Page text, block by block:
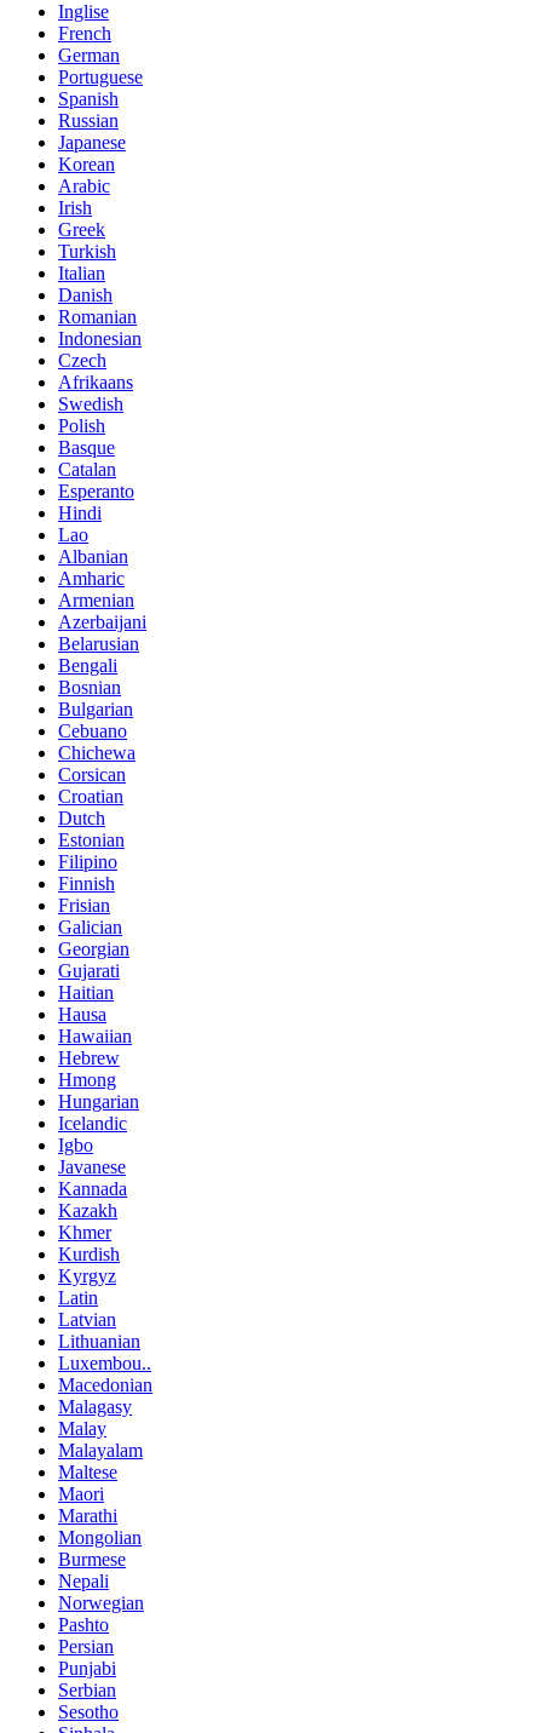
Inglise
French
German
Portuguese
Spanish
Russian
Japanese
Korean
Arabic
Irish
Greek
Turkish
Italian
Danish
Romanian
Indonesian
Czech
Afrikaans
Swedish
Polish
Basque
Catalan
Esperanto
Hindi
Lao
Albanian
Amharic
Armenian
Azerbaijani
Belarusian
Bengali
Bosnian
Bulgarian
Cebuano
Chichewa
Corsican
Croatian
Dutch
Estonian
Filipino
Finnish
Frisian
Galician
Georgian
Gujarati
Haitian
Hausa
Hawaiian
Hebrew
Hmong
Hungarian
Icelandic
Igbo
Javanese
Kannada
Kazakh
Khmer
Kurdish
Kyrgyz
Latin
Latvian
Lithuanian
Luxembou..
Macedonian
Malagasy
Malay
Malayalam
Maltese
Maori
Marathi
Mongolian
Burmese
Nepali
Norwegian
Pashto
Persian
Punjabi
Serbian
Sesotho